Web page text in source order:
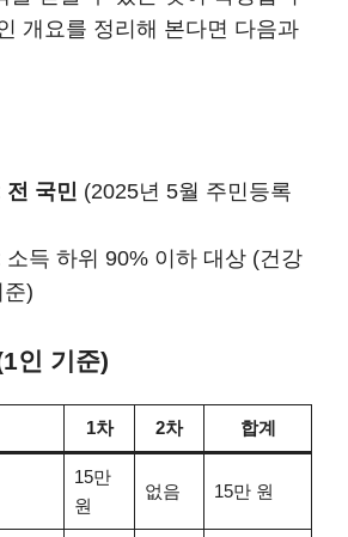
개요를 정리해 본다면 다음과
전 국민 (2025년 5월 주민등록
소득 하위 90% 이하 대상 (건강
준)
인 기준)
1차 2차 합계
15만
원
없음 15만 원